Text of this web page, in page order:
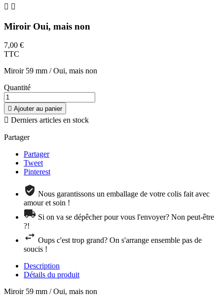
 
Miroir Oui, mais non
7,00 €
TTC
Miroir 59 mm / Oui, mais non
Quantité
 Ajouter au panier
 Derniers articles en stock
Partager
Partager
Tweet
Pinterest
Nous garantissons un emballage de votre colis fait avec
amour et soin !
Si on va se dépêcher pour vous l'envoyer? Non peut-être
?!
Oups c'est trop grand? On s'arrange ensemble pas de
soucis !
Description
Détails du produit
Miroir 59 mm / Oui, mais non